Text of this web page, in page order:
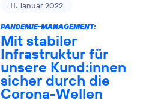
11. Januar 2022
PANDEMIE-MANAGEMENT:
Mit stabiler
Infrastruktur für
unsere Kund:innen
sicher durch die
Corona-Wellen